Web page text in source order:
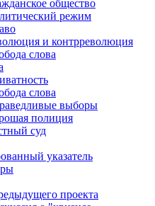
общество
режим
и контрреволюция
слова
слова
выборы
полиция
суд
указатель
проекта